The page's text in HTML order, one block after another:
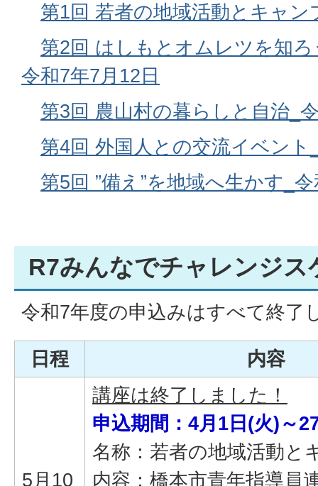
第1回 若者の地域活動とキャン
第2回 はしもとオムレツを知
令和7年7月12日
第3回 農山村の暮らしと自治_
第4回 外国人との交流イベント
第5回 ”備え”を地域へ生かす_
R7みんなでチャレンジス
令和7年度の申込みはすべて終了
日程 内容
5月10
講座は終了しました！
申込期間：4月1日(火)～
名称：若者の地域活動と
内容：橋本市青年指導